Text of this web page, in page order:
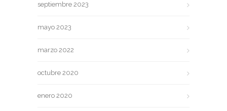
septiembre 2023
mayo 2023
marzo 2022
octubre 2020
enero 2020